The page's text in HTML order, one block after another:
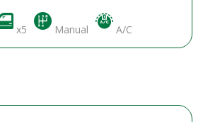
x5 Manual A/C